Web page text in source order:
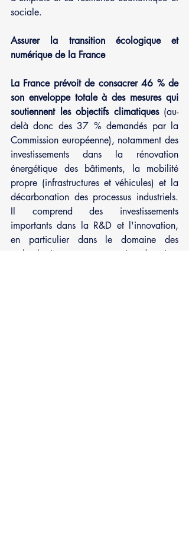
sociale.
Assurer la transition écologique et
numérique de la France
La France prévoit de consacrer 46 % de
son enveloppe totale à des mesures qui
soutiennent les objectifs climatiques (au-
delà donc des 37 % demandés par la
Commission européenne), notamment des
investissements dans la rénovation
énergétique des bâtiments, la mobilité
propre (infrastructures et véhicules) et la
décarbonation des processus industriels.
Il comprend des investissements
importants dans la R&D et l'innovation,
en particulier dans le domaine des
technologies vertes, qui devraient